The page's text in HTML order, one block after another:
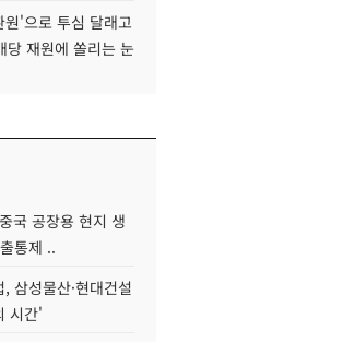
'으로 투심 달래고
재원에 쏠리는 눈
국 공장용 현지 생
통제 ..
삼성물산·현대건설
시간'